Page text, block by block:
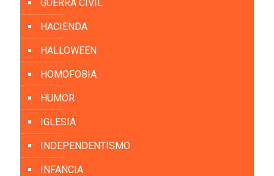
GUERRA CIVIL
HACIENDA
HALLOWEEN
HOMOFOBIA
HUMOR
IGLESIA
INDEPENDENTISMO
INFANCIA